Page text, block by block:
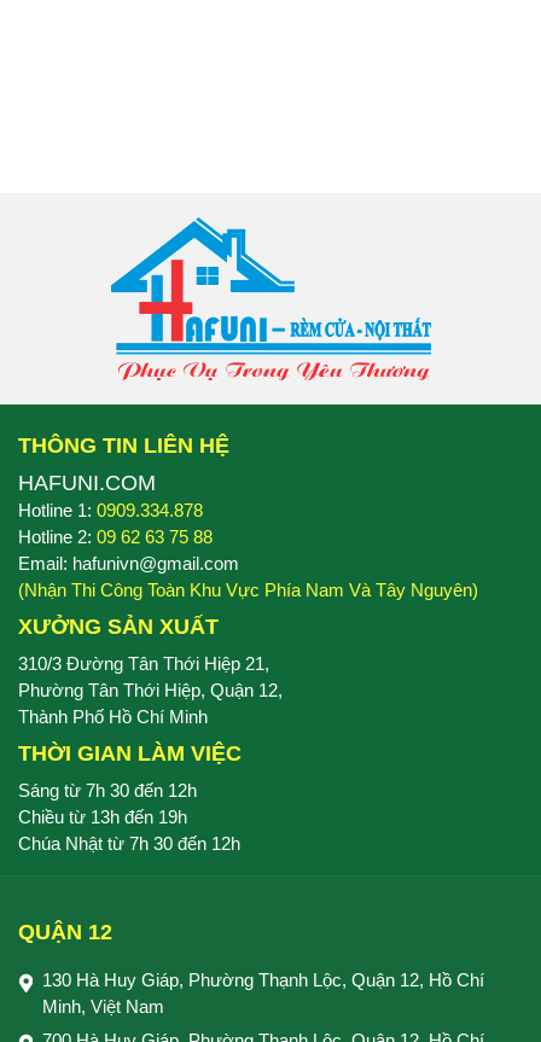
THÔNG TIN LIÊN HỆ
HAFUNI.COM
Hotline 1: 0909.334.878
Hotline 2: 09 62 63 75 88
Email: hafunivn@gmail.com
(Nhận Thi Công Toàn Khu Vực Phía Nam Và Tây Nguyên)
XƯỞNG SẢN XUẤT
310/3 Đường Tân Thới Hiệp 21,
Phường Tân Thới Hiệp, Quận 12,
Thành Phố Hồ Chí Minh
THỜI GIAN LÀM VIỆC
Sáng từ 7h 30 đến 12h
Chiều từ 13h đến 19h
Chúa Nhật từ 7h 30 đến 12h
QUẬN 12
130 Hà Huy Giáp, Phường Thạnh Lộc, Quận 12, Hồ Chí
Minh, Việt Nam